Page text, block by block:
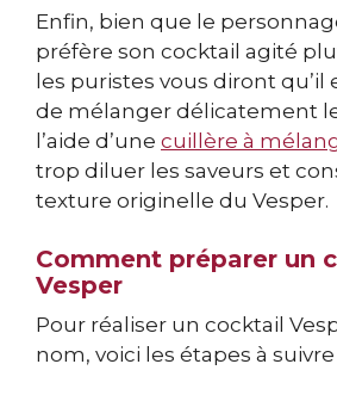
Enfin, bien que le
préfère son cocktail agité
les puristes vous diront qu’il
de mélanger délicatement
l’aide d’une cuillère à
trop diluer les saveurs et
texture originelle du Vesper.
Comment préparer un
Vesper
Pour réaliser un cocktail
nom, voici les étapes à suivre